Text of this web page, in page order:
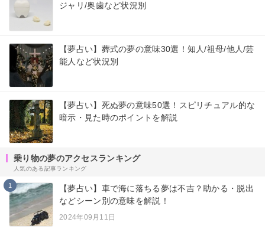
ジャリ/奥歯など状況別
【夢占い】葬式の夢の意味30選！知人/祖母/他人/芸
能人など状況別
【夢占い】死ぬ夢の意味50選！スピリチュアル的な
暗示・見た時のポイントを解説
乗り物の夢のアクセスランキング
人気のある記事ランキング
1
【夢占い】車で海に落ちる夢は不吉？助かる・脱出
などシーン別の意味を解説！
2024年09月11日